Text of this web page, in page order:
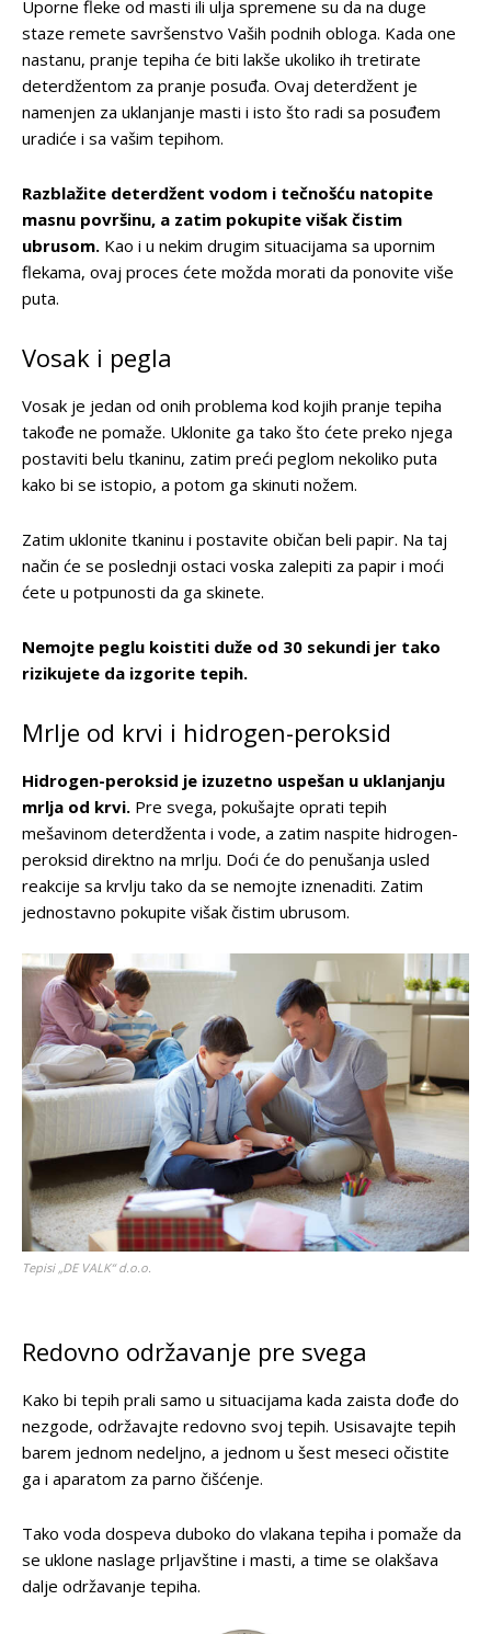
Uporne fleke od masti ili ulja spremene su da na duge
staze remete savršenstvo Vaših podnih obloga. Kada one
nastanu, pranje tepiha će biti lakše ukoliko ih tretirate
deterdžentom za pranje posuđa. Ovaj deterdžent je
namenjen za uklanjanje masti i isto što radi sa posuđem
uradiće i sa vašim tepihom.
Razblažite deterdžent vodom i tečnošću natopite
masnu površinu, a zatim pokupite višak čistim
ubrusom. Kao i u nekim drugim situacijama sa upornim
flekama, ovaj proces ćete možda morati da ponovite više
puta.
Vosak i pegla
Vosak je jedan od onih problema kod kojih pranje tepiha
takođe ne pomaže. Uklonite ga tako što ćete preko njega
postaviti belu tkaninu, zatim preći peglom nekoliko puta
kako bi se istopio, a potom ga skinuti nožem.
Zatim uklonite tkaninu i postavite običan beli papir. Na taj
način će se poslednji ostaci voska zalepiti za papir i moći
ćete u potpunosti da ga skinete.
Nemojte peglu koistiti duže od 30 sekundi jer tako
rizikujete da izgorite tepih.
Mrlje od krvi i hidrogen-peroksid
Hidrogen-peroksid je izuzetno uspešan u uklanjanju
mrlja od krvi. Pre svega, pokušajte oprati tepih
mešavinom deterdženta i vode, a zatim naspite hidrogen-
peroksid direktno na mrlju. Doći će do penušanja usled
reakcije sa krvlju tako da se nemojte iznenaditi. Zatim
jednostavno pokupite višak čistim ubrusom.
Tepisi „DE VALK“ d.o.o.
Redovno održavanje pre svega
Kako bi tepih prali samo u situacijama kada zaista dođe do
nezgode, održavajte redovno svoj tepih. Usisavajte tepih
barem jednom nedeljno, a jednom u šest meseci očistite
ga i aparatom za parno čišćenje.
Tako voda dospeva duboko do vlakana tepiha i pomaže da
se uklone naslage prljavštine i masti, a time se olakšava
dalje održavanje tepiha.